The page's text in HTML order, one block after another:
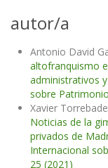
autor/a
Antonio David
altofranquismo
administrativos
sobre
Xavier
Noticias de la
privados de
Internacional
25 (2021)